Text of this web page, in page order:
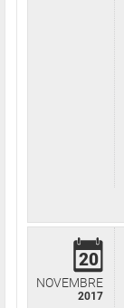
20
NOVEMBRE
2017